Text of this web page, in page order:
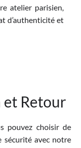
atelier parisien,
d’authenticité et
et Retour
pouvez choisir de
avec notre